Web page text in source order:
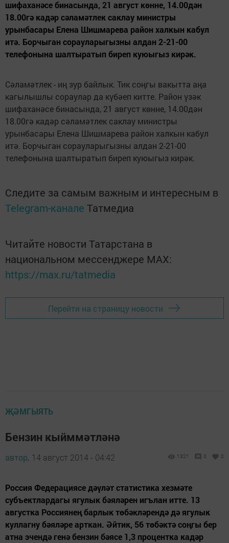
шифаханәсе бинасында, 21 август көнне, 14.00дән
18.00гә кадәр сәламәтлек саклау министры
урынбасары Елена Шишмарева район халкын кабул
итә. Борчыган сорауларыгызны алдан 2-21-00
телефонына шалтыратып биреп куюыгыз кирәк.
Сәламәтлек - иң зур байлык. Тик соңгы вакытта аңа
кагылышлы сораулар да күбәеп китте. Район үзәк
шифаханәсе бинасында, 21 август көнне, 14.00дән
18.00гә кадәр сәламәтлек саклау министры
урынбасары Елена Шишмарева район халкын кабул
итә. Борчыган сорауларыгызны алдан 2-21-00
телефонына шалтыратып биреп куюыгыз кирәк.
Следите за самым важным и интересным в
Telegram-канале Татмедиа
Читайте новости Татарстана в
национальном мессенджере MАХ:
https://max.ru/tatmedia
Перейти на страницу новости
ҖӘМГЫЯТЬ
Бензин кыйммәтләнә
автор, 14 август 2014 - 04:42 1321 0 0
Россия Федерациясе дәүләт статистика хезмәте
субъектлардагы ягулык бәяләрен игълан итте. 13
августка Россиянең барлык төбәкләрендә дә ягулык
куллагну бәяләре арткан. Әйтик, 56 төбәктә соңгы бер
атна эчендә генә бензин бәясе 1,3 процентка кадәр